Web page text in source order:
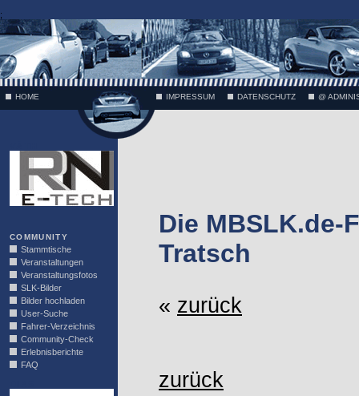
;
HOME IMPRESSUM DATENSCHUTZ @
COMMUNITY
Stammtische
Veranstaltungen
Veranstaltungsfotos
SLK-Bilder
Bilder hochladen
User-Suche
Fahrer-Verzeichnis
Community-Check
Erlebnisberichte
FAQ
Die MBSLK.de-
Tratsch
« zurück
zurück